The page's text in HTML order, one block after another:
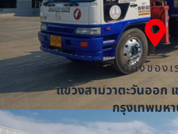
ที่ตั้งของเ
แขวงสามวาตะวันออก
กรุงเทพมห